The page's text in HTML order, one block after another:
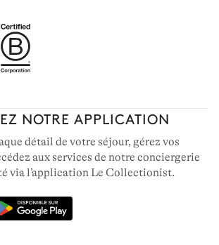
NOTRE APPLICATION
détail de votre séjour, gérez vos
aux services de notre conciergerie
via l’application Le Collectionist.